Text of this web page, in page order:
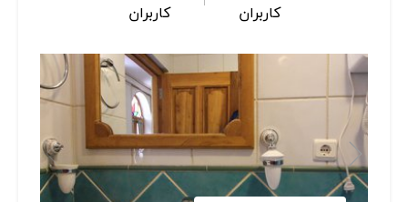
کاربران
کاربران